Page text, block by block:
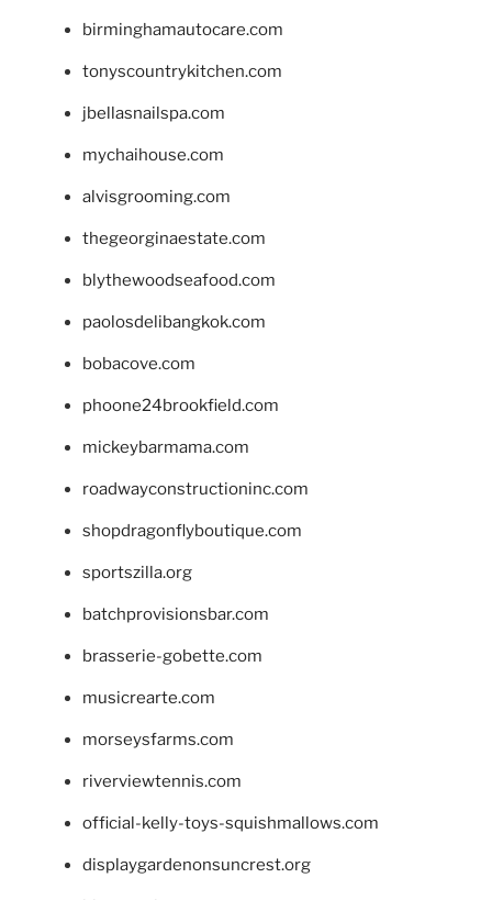
birminghamautocare.com
tonyscountrykitchen.com
jbellasnailspa.com
mychaihouse.com
alvisgrooming.com
thegeorginaestate.com
blythewoodseafood.com
paolosdelibangkok.com
bobacove.com
phoone24brookfield.com
mickeybarmama.com
roadwayconstructioninc.com
shopdragonflyboutique.com
sportszilla.org
batchprovisionsbar.com
brasserie-gobette.com
musicrearte.com
morseysfarms.com
riverviewtennis.com
official-kelly-toys-squishmallows.com
displaygardenonsuncrest.org